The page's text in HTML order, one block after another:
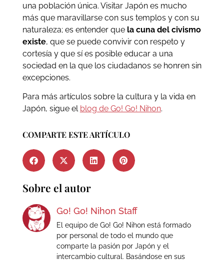
una población única. Visitar Japón es mucho
más que maravillarse con sus templos y con su
naturaleza; es entender quela cuna del civismo
existe, que se puede convivir con respeto y
cortesía y que sí es posible educar a una
sociedad en la que los ciudadanos se honren sin
excepciones.
Para más artículos sobre la cultura y la vida en
Japón, sigue el blog de Go! Go! Nihon.
COMPARTE ESTE ARTÍCULO
Sobre el autor
Go! Go! Nihon Staff
El equipo de Go! Go! Nihon está formado
por personal de todo el mundo que
comparte la pasión por Japón y el
intercambio cultural. Basándose en sus